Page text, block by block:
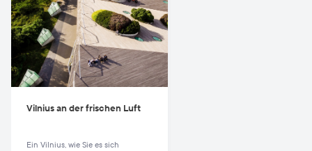
Vilnius an der frischen Luft
Ein Vilnius, wie Sie es sich